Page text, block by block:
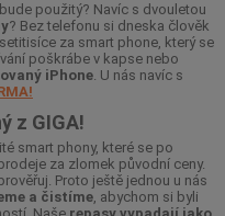
použitý? Navíc s dvouletou
? Bez telefonu si dneska člověk
za smart phone, který se
poškrábe v kapse nebo
iPhone. U nás navíc s
z GIGA!
smart phony, které se po
za zlomek původní ceny.
Proto ještě jednou u nás
a čistíme, abychom si byli